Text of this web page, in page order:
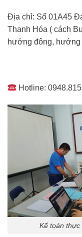
Địa chỉ: Số 01A45
Thanh Hóa ( cách
hướng đông, hướng
Hotline:
Kế toán thực